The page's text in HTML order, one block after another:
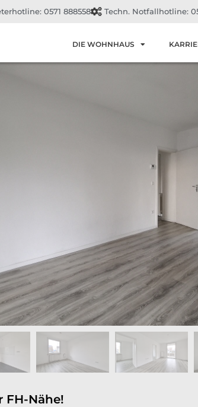
0571 888558 Techn. Notfallhotline:
DIE WOHNHAUS
FH-Nähe!